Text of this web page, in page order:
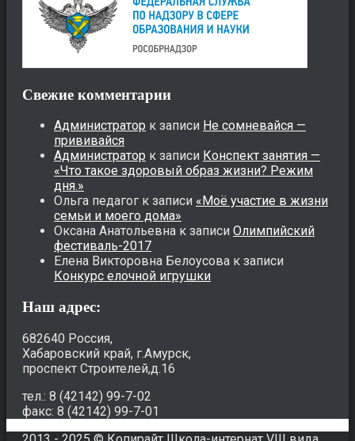
Свежие комментарии
Администратор к записи Не сомневайся —
прививайся
Администратор к записи Конспект занятия —
«Что такое здоровый образ жизни? Режим
дня.»
Ольга педагог к записи «Моё участие в жизни
семьи и моего дома»
Оксана Анатольевна к записи Олимпийский
фестиваль-2017
Елена Викторовна Белоусова к записи
Конкурс елочной игрушки
Наш адрес:
682640 Россия,
Хабаровский край, г.Амурск,
проспект Строителей,д.16
тел.: 8 (42142) 99-7-02
факс: 8 (42142) 99-7-01